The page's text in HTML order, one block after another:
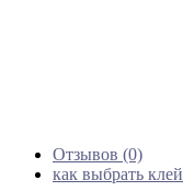
Отзывов (0)
как выбрать клей